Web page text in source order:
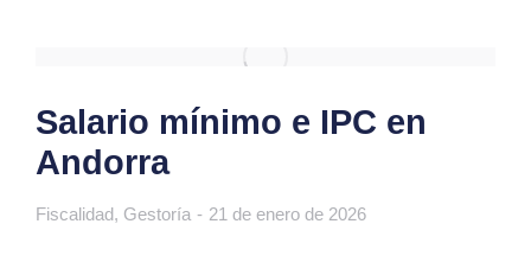
Salario mínimo e IPC en
Andorra
Fiscalidad, Gestoría 21 de enero de 2026